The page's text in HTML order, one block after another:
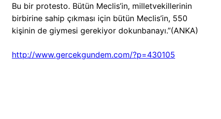
Bu bir protesto. Bütün Meclis’in, milletvekillerinin
birbirine sahip çıkması için bütün Meclis’in, 550
kişinin de giymesi gerekiyor dokunbanayı.”(ANKA)
http://www.gercekgundem.com/?p=430105